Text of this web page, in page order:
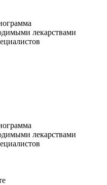
лекарствами
лекарствами